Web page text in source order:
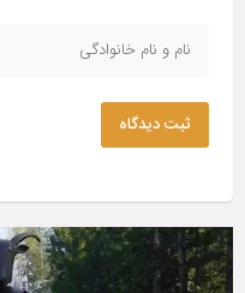
ثبت دیدگاه